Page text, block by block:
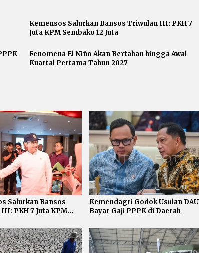
Kemensos Salurkan Bansos Triwulan III: PKH 7
Juta KPM Sembako 12 Juta
Fenomena El Niño Akan Bertahan hingga Awal
Kuartal Pertama Tahun 2027
Salurkan Bansos
PKH 7 Juta KPM
Kemendagri Godok Usulan DAU
Bayar Gaji PPPK di Daerah